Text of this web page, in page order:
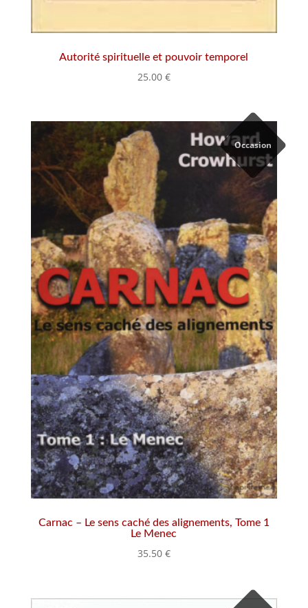
Autorité spirituelle et pouvoir temporel
25.00 €
Occasion
Carnac – Le sens caché des alignements, Tome 1
Le Menec
35.50 €